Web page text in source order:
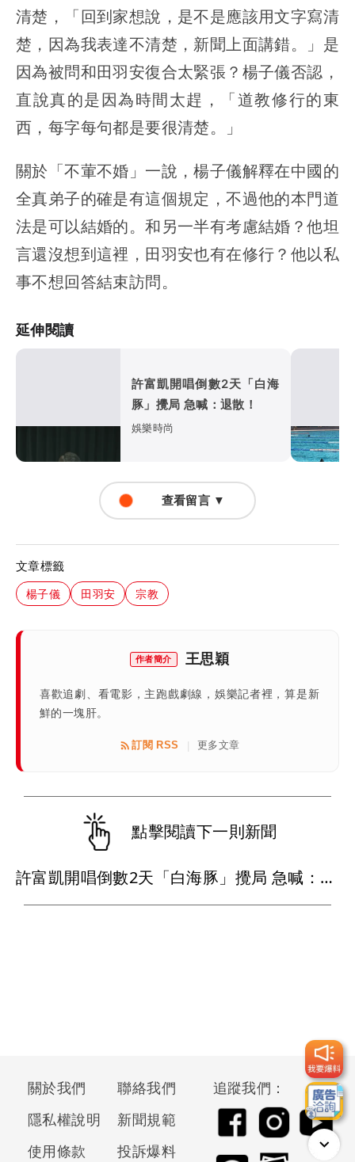
清楚，「回到家想說，是不是應該用文字寫清
楚，因為我表達不清楚，新聞上面講錯。」是
因為被問和田羽安復合太緊張？楊子儀否認，
直說真的是因為時間太趕，「道教修行的東
西，每字每句都是要很清楚。」
關於「不葷不婚」一說，楊子儀解釋在中國的
全真弟子的確是有這個規定，不過他的本門道
法是可以結婚的。和另一半有考慮結婚？他坦
言還沒想到這裡，田羽安也有在修行？他以私
事不想回答結束訪問。
延伸閱讀
許富凱開唱倒數2天「白海
豚」攪局 急喊：退散！
娛樂時尚
查看留言 ▼
文章標籤
楊子儀 田羽安 宗教
作者簡介 王思穎
喜歡追劇、看電影，主跑戲劇線，娛樂記者裡，算是新
鮮的一塊肝。
訂閱 RSS 更多文章
點擊閱讀下一則新聞
許富凱開唱倒數2天「白海豚」攪局 急喊：退散！
關於我們
聯絡我們
隱私權說明
新聞規範
使用條款
投訴爆料
追蹤我們：